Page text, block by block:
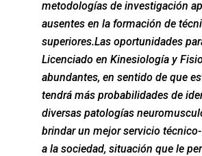
metodologías de investigación
ausentes en la formación de
superiores.Las oportunidades
Licenciado en Kinesiología y
abundantes, en sentido de que
tendrá más probabilidades de
diversas patologías
brindar un mejor servicio
a la sociedad, situación que le